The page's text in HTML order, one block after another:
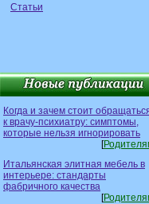
Статьи
Когда и зачем стоит
к врачу-психиатру: симптомы,
которые нельзя игнорировать
[
Итальянская элитная мебель в
интерьере: стандарты
фабричного качества
[